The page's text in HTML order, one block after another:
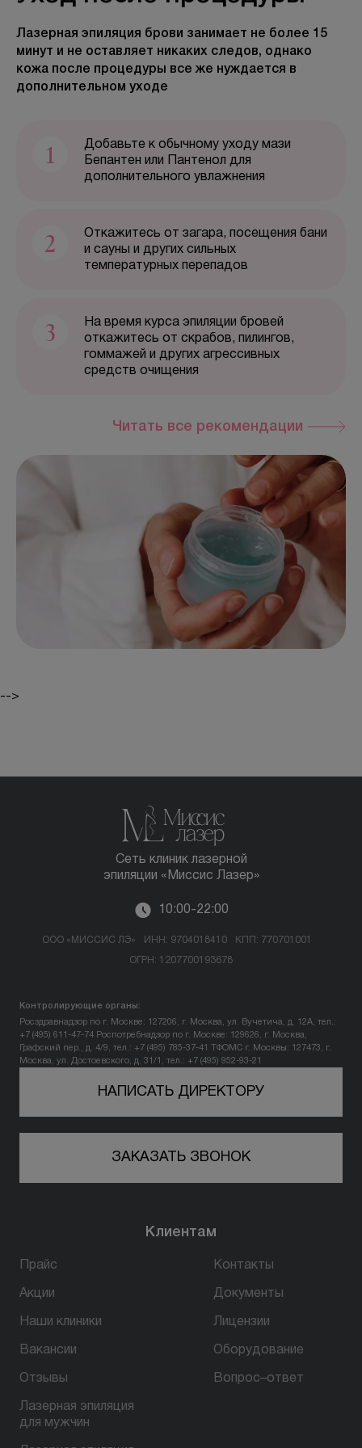
БЕСПЛАТНАЯ КОНСУЛЬТАЦИЯ
Лазерная эпиляция брови занимает не более 15
минут и не оставляет никаких следов, однако
кожа после процедуры все же нуждается в
дополнительном уходе
1
Добавьте к обычному уходу мази
Бепантен или Пантенол для
дополнительного увлажнения
2
Откажитесь от загара, посещения бани
и сауны и других сильных
температурных перепадов
3
На время курса эпиляции бровей
откажитесь от скрабов, пилингов,
гоммажей и других агрессивных
средств очищения
Читать все рекомендации
-->
Сеть клиник лазерной
эпиляции «Миссис Лазер»
10:00-22:00
ООО «МИССИС ЛЭ» ИНН: 9704018410 КПП: 770701001
ОГРН: 1207700193678
Контролирующие органы:
Росздравнадзор по г. Москве: 127206, г. Москва, ул. Вучетича, д. 12А, тел.:
+7 (495) 611-47-74 Роспотребнадзор по г. Москве: 129626, г. Москва,
Графский пер., д. 4/9, тел.: +7 (495) 785-37-41
ТФОМС г. Москвы: 127473, г.
Москва, ул. Достоевского, д. 31/1, тел.: +7 (495) 952-93-21
НАПИСАТЬ ДИРЕКТОРУ
ЗАКАЗАТЬ ЗВОНОК
Клиентам
Прайс
Акции
Наши клиники
Вакансии
Отзывы
Лазерная эпиляция
для мужчин
Контакты
Документы
Лицензии
Оборудование
Вопрос–ответ